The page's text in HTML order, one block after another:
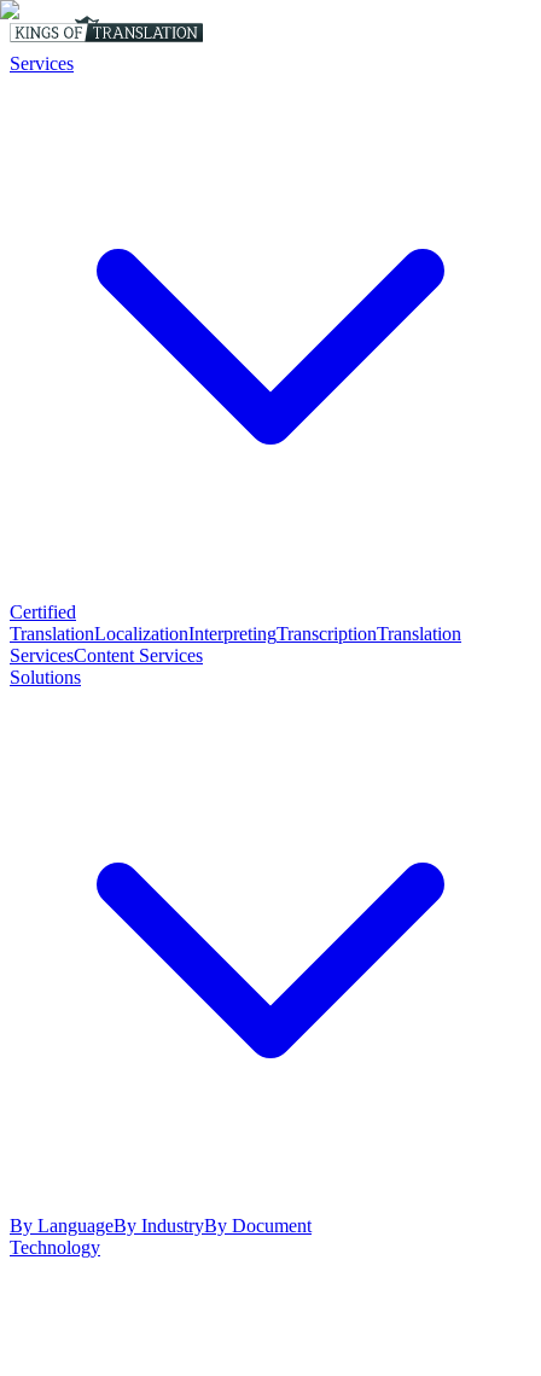
Services
Certified
TranslationLocalizationInterpretingTranscriptionTranslation
ServicesContent Services
Solutions
By LanguageBy IndustryBy Document
Technology